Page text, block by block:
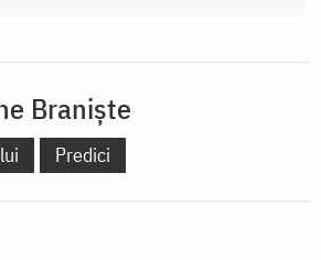
Braniște
Predici